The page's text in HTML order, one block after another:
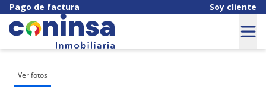
Pago de factura Soy cliente
Ver fotos